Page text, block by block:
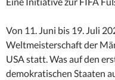
Von 11. Juni bis 19. Juli
Weltmeisterschaft der
USA statt. Was auf den
demokratischen Staaten